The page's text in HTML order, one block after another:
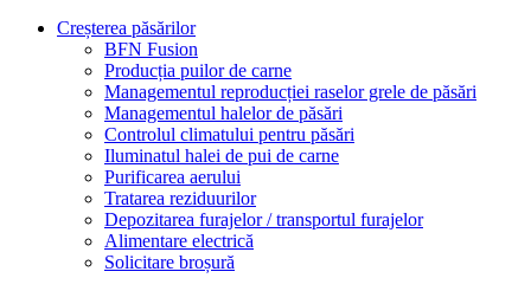
Creșterea păsărilor
BFN Fusion
Producția puilor de carne
Managementul reproducției raselor grele de păsări
Managementul halelor de păsări
Controlul climatului pentru păsări
Iluminatul halei de pui de carne
Purificarea aerului
Tratarea reziduurilor
Depozitarea furajelor / transportul furajelor
Alimentare electrică
Solicitare broșură